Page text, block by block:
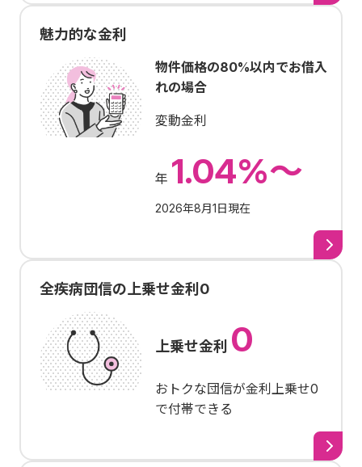
魅力的な金利
物件価格の80%以内でお借入
れの場合
変動金利
年 1.04%～
2026年8月1日現在
全疾病団信の上乗せ金利0
上乗せ金利 0
おトクな団信が金利上乗せ0
で付帯できる